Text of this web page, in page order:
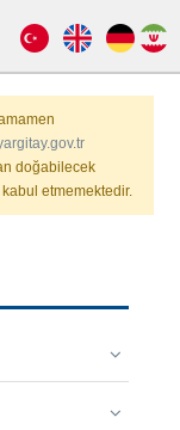
doğabilecek
etmemektedir.